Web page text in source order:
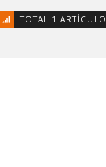
TOTAL 1 ARTÍCULO